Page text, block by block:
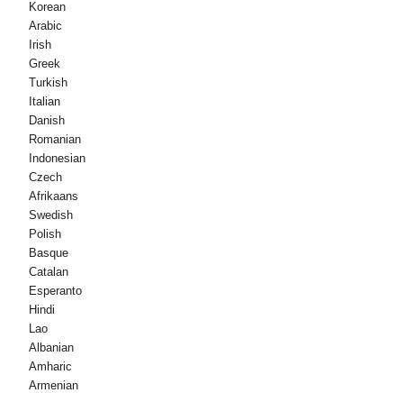
Korean
Arabic
Irish
Greek
Turkish
Italian
Danish
Romanian
Indonesian
Czech
Afrikaans
Swedish
Polish
Basque
Catalan
Esperanto
Hindi
Lao
Albanian
Amharic
Armenian